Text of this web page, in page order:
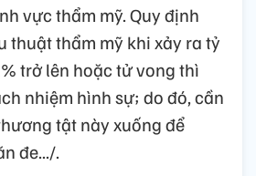
vực thẩm mỹ. Quy định
thuật thẩm mỹ khi xảy ra tỷ
trở lên hoặc tử vong thì
nhiệm hình sự; do đó, cần
tật này xuống để
đe.../.